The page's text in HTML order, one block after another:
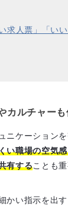
求人票」「い
カルチャーも
ニケーションを
い職場の空気
有することも重
かい指示を出